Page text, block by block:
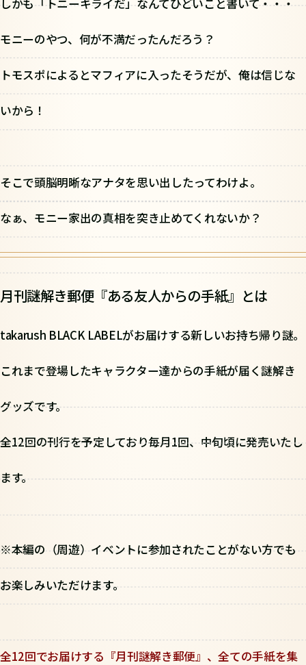
しかも「トニーキライだ」なんてひどいこと書いて・・・
モニーのやつ、何が不満だったんだろう？
トモスポによるとマフィアに入ったそうだが、俺は信じな
いから！
そこで頭脳明晰なアナタを思い出したってわけよ。
なぁ、モニー家出の真相を突き止めてくれないか？
月刊謎解き郵便『ある友人からの手紙』とは
takarush BLACK LABELがお届けする新しいお持ち帰り謎。
これまで登場したキャラクター達からの手紙が届く謎解き
グッズです。
全12回の刊行を予定しており毎月1回、中旬頃に発売いたし
ます。
※本編の（周遊）イベントに参加されたことがない方でも
お楽しみいただけます。
全12回でお届けする『月刊謎解き郵便』、全ての手紙を集